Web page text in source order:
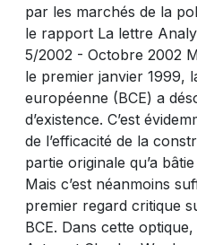
par les marchés de la
le rapport La lettre
5/2002 - Octobre 2002
le premier janvier 1999,
européenne (BCE) a
d’existence. C’est
de l’efficacité de la
partie originale qu’a
Mais c’est néanmoins
premier regard critique
BCE. Dans cette